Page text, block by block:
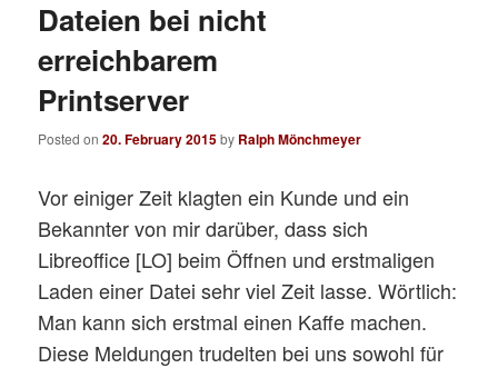
Dateien bei nicht
erreichbarem
Printserver
Posted on20. February 2015by Ralph Mönchmeyer
Vor einiger Zeit klagten ein Kunde und ein
Bekannter von mir darüber, dass sich
Libreoffice [LO] beim Öffnen und erstmaligen
Laden einer Datei sehr viel Zeit lasse. Wörtlich:
Man kann sich erstmal einen Kaffe machen.
Diese Meldungen trudelten bei uns sowohl für